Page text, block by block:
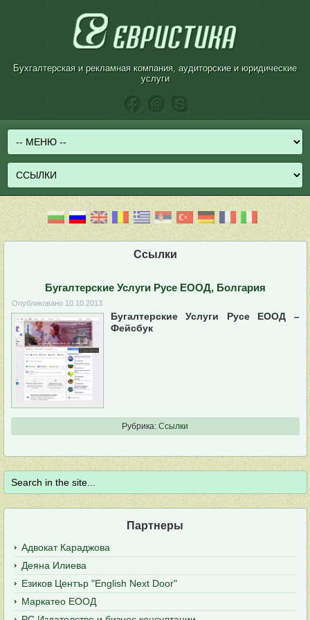
Бухгалтерская и рекламная компания, аудиторские и юридические
услуги
Ссылки
Бугалтерские Услуги Русе ЕООД, Болгария
Опубликовано 10.10.2013
Бугалтерские Услуги Русе ЕООД –
Фейсбук
Рубрика: Ссылки
Партнеры
Адвокат Караджова
Деяна Илиева
Езиков Център "English Next Door"
Маркатео ЕООД